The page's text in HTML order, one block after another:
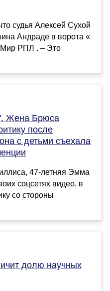
судья Алексей Сухой
Андраде в ворота «
Мир РПЛ . – Это
Жена Брюса
после
с детьми съехала
47-летняя Эмма
соцсетях видео, в
со стороны
долю научных